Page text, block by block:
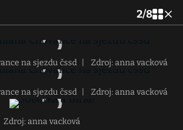
2/8
na sjezdu čssd Zdroj: anna vacková
na sjezdu čssd Zdroj: anna vacková
Zdroj: anna vacková